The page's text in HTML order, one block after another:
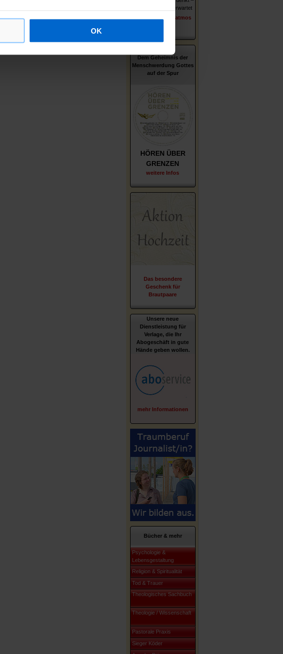
OK
was ihn und uns erwartet
erschienen im Patmos
Dem Geheimnis der
Menschwerdung Gottes
auf der Spur
HÖREN ÜBER
GRENZEN
weitere Infos
Das besondere
Geschenk für
Brautpaare
Unsere neue
Dienstleistung für
Verlage, die Ihr
Abogeschäft in gute
Hände geben wollen.
mehr Informationen
Bücher & mehr
Psychologie &
Lebensgestaltung
Religion & Spiritualität
Tod & Trauer
Theologisches Sachbuch
Theologie / Wissenschaft
Pastorale Praxis
Sieger Köder